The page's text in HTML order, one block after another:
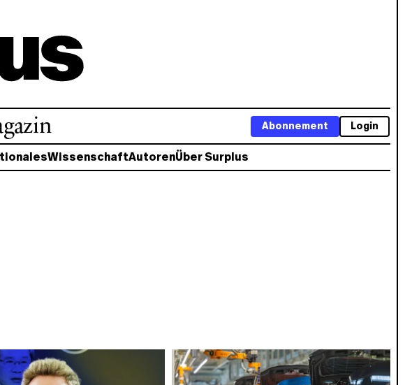
Login
Abonnement
WissenschaftAutorenÜber Surplus